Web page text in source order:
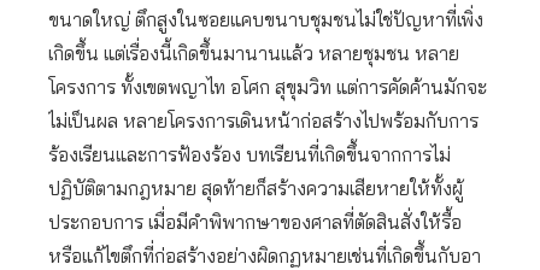
ขนาดใหญ่ ตึกสูงในซอยแคบขนาบชุมชนไม่ใช่ปัญหาที่เพิ่ง
เกิดขึ้น แต่เรื่องนี้เกิดขึ้นมานานแล้ว หลายชุมชน หลาย
โครงการ ทั้งเขตพญาไท อโศก สุขุมวิท แต่การคัดค้านมักจะ
ไม่เป็นผล หลายโครงการเดินหน้าก่อสร้างไปพร้อมกับการ
ร้องเรียนและการฟ้องร้อง บทเรียนที่เกิดขึ้นจากการไม่
ปฏิบัติตามกฎหมาย สุดท้ายก็สร้างความเสียหายให้ทั้งผู้
ประกอบการ เมื่อมีคำพิพากษาของศาลที่ตัดสินสั่งให้รื้อ
หรือแก้ไขตึกที่ก่อสร้างอย่างผิดกฏหมายเช่นที่เกิดขึ้นกับอา